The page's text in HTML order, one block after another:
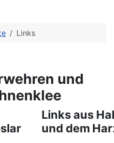
Links
und
Links aus
und dem